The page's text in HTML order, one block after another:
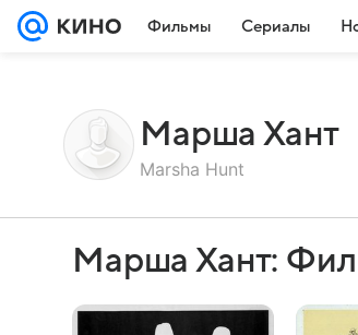
Фильмы Сериалы
Марша Хант
Marsha Hunt
Марша Хант: